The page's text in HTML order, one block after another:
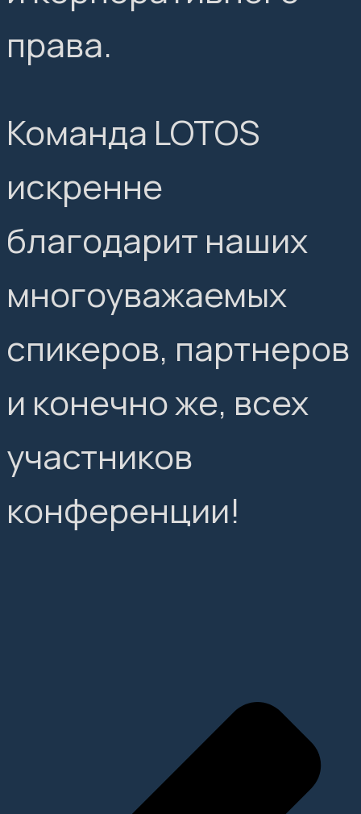
права.
Команда LOTOS
искренне
благодарит наших
многоуважаемых
спикеров, партнеров
и конечно же, всех
участников
конференции!